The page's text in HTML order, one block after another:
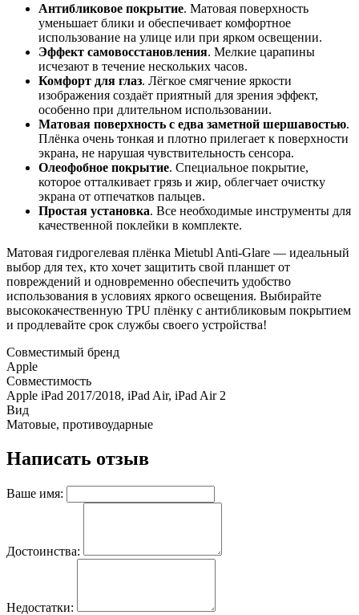
Антибликовое покрытие. Матовая поверхность
уменьшает блики и обеспечивает комфортное
использование на улице или при ярком освещении.
Эффект самовосстановления. Мелкие царапины
исчезают в течение нескольких часов.
Комфорт для глаз. Лёгкое смягчение яркости
изображения создаёт приятный для зрения эффект,
особенно при длительном использовании.
Матовая поверхность с едва заметной шершавостью.
Плёнка очень тонкая и плотно прилегает к поверхности
экрана, не нарушая чувствительность сенсора.
Олеофобное покрытие. Специальное покрытие,
которое отталкивает грязь и жир, облегчает очистку
экрана от отпечатков пальцев.
Простая установка. Все необходимые инструменты для
качественной поклейки в комплекте.
Матовая гидрогелевая плёнка Mietubl Anti-Glare — идеальный
выбор для тех, кто хочет защитить свой планшет от
повреждений и одновременно обеспечить удобство
использования в условиях яркого освещения. Выбирайте
высококачественную TPU плёнку с антибликовым покрытием
и продлевайте срок службы своего устройства!
Совместимый бренд
Apple
Совместимость
Apple iPad 2017/2018, iPad Air, iPad Air 2
Вид
Матовые, противоударные
Написать отзыв
Ваше имя:
Достоинства:
Недостатки: